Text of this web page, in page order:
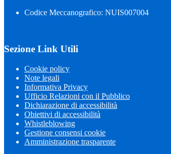
Codice Meccanografico: NUIS007004
Sezione Link Utili
Cookie policy
Note legali
Informativa Privacy
Ufficio Relazioni con il Pubblico
Dichiarazione di accessibilità
Obiettivi di accessibilità
Whistleblowing
Gestione consensi cookie
Amministrazione trasparente